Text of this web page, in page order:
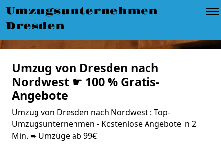
Umzugsunternehmen
Dresden
Umzug von Dresden nach
Nordwest ☛ 100 % Gratis-
Angebote
Umzug von Dresden nach Nordwest : Top-
Umzugsunternehmen - Kostenlose Angebote in 2
Min. ➨ Umzüge ab 99€